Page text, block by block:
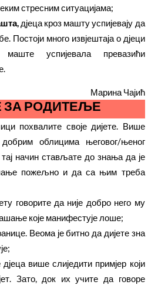
стресним ситуацијама;
дјеца кроз машту успијевају да
Постоји много извјештаја о дјеци
успијевала превазићи
Марина Чајић
ЗАРОДИТЕЉЕ
похвалите своје дијете. Више
облицима његовог/њеног
начин стављате до знања да је
пожељно и да са њим треба
говорите да није добро него му
које манифестује лоше;
Веома је битно да дијете зна
више слиједити примјер који
Зато, док их учите да говоре